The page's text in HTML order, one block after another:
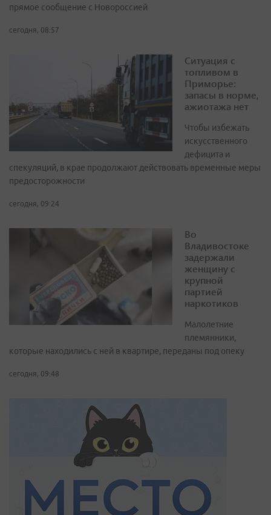
прямое сообщение с Новороссией
сегодня, 08:57
Ситуация с
топливом в
Приморье:
запасы в норме,
ажиотажа нет
Чтобы избежать
искусственного
дефицита и
спекуляций, в крае продолжают действовать временные меры
предосторожности
сегодня, 09:24
Во
Владивостоке
задержали
женщину с
крупной
партией
наркотиков
Малолетние
племянники,
которые находились с ней в квартире, переданы под опеку
сегодня, 09:48